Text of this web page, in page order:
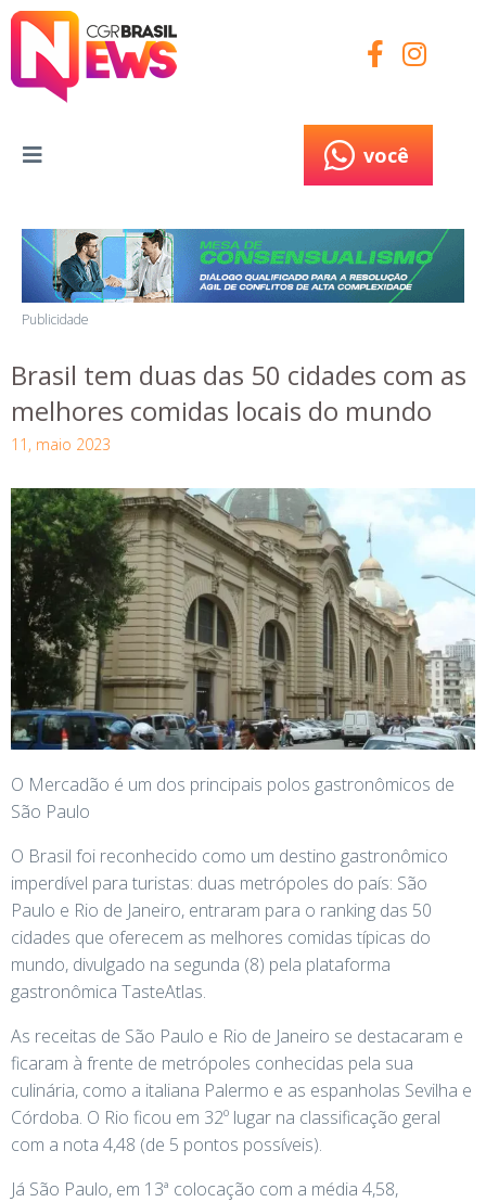
você
Publicidade
Brasil tem duas das 50 cidades com as
melhores comidas locais do mundo
11, maio 2023
O Mercadão é um dos principais polos gastronômicos de
São Paulo
O Brasil foi reconhecido como um destino gastronômico
imperdível para turistas: duas metrópoles do país: São
Paulo e Rio de Janeiro, entraram para o ranking das 50
cidades que oferecem as melhores comidas típicas do
mundo, divulgado na segunda (8) pela plataforma
gastronômica TasteAtlas.
As receitas de São Paulo e Rio de Janeiro se destacaram e
ficaram à frente de metrópoles conhecidas pela sua
culinária, como a italiana Palermo e as espanholas Sevilha e
Córdoba. O Rio ficou em 32º lugar na classificação geral
com a nota 4,48 (de 5 pontos possíveis).
Já São Paulo, em 13ª colocação com a média 4,58,